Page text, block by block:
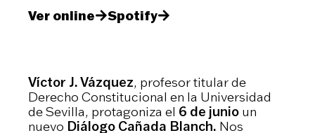
Ver online Spotify
Víctor J. Vázquez, profesor titular de
Derecho Constitucional en la Universidad
de Sevilla, protagoniza el 6 de junio un
nuevo Diálogo Cañada Blanch. Nos